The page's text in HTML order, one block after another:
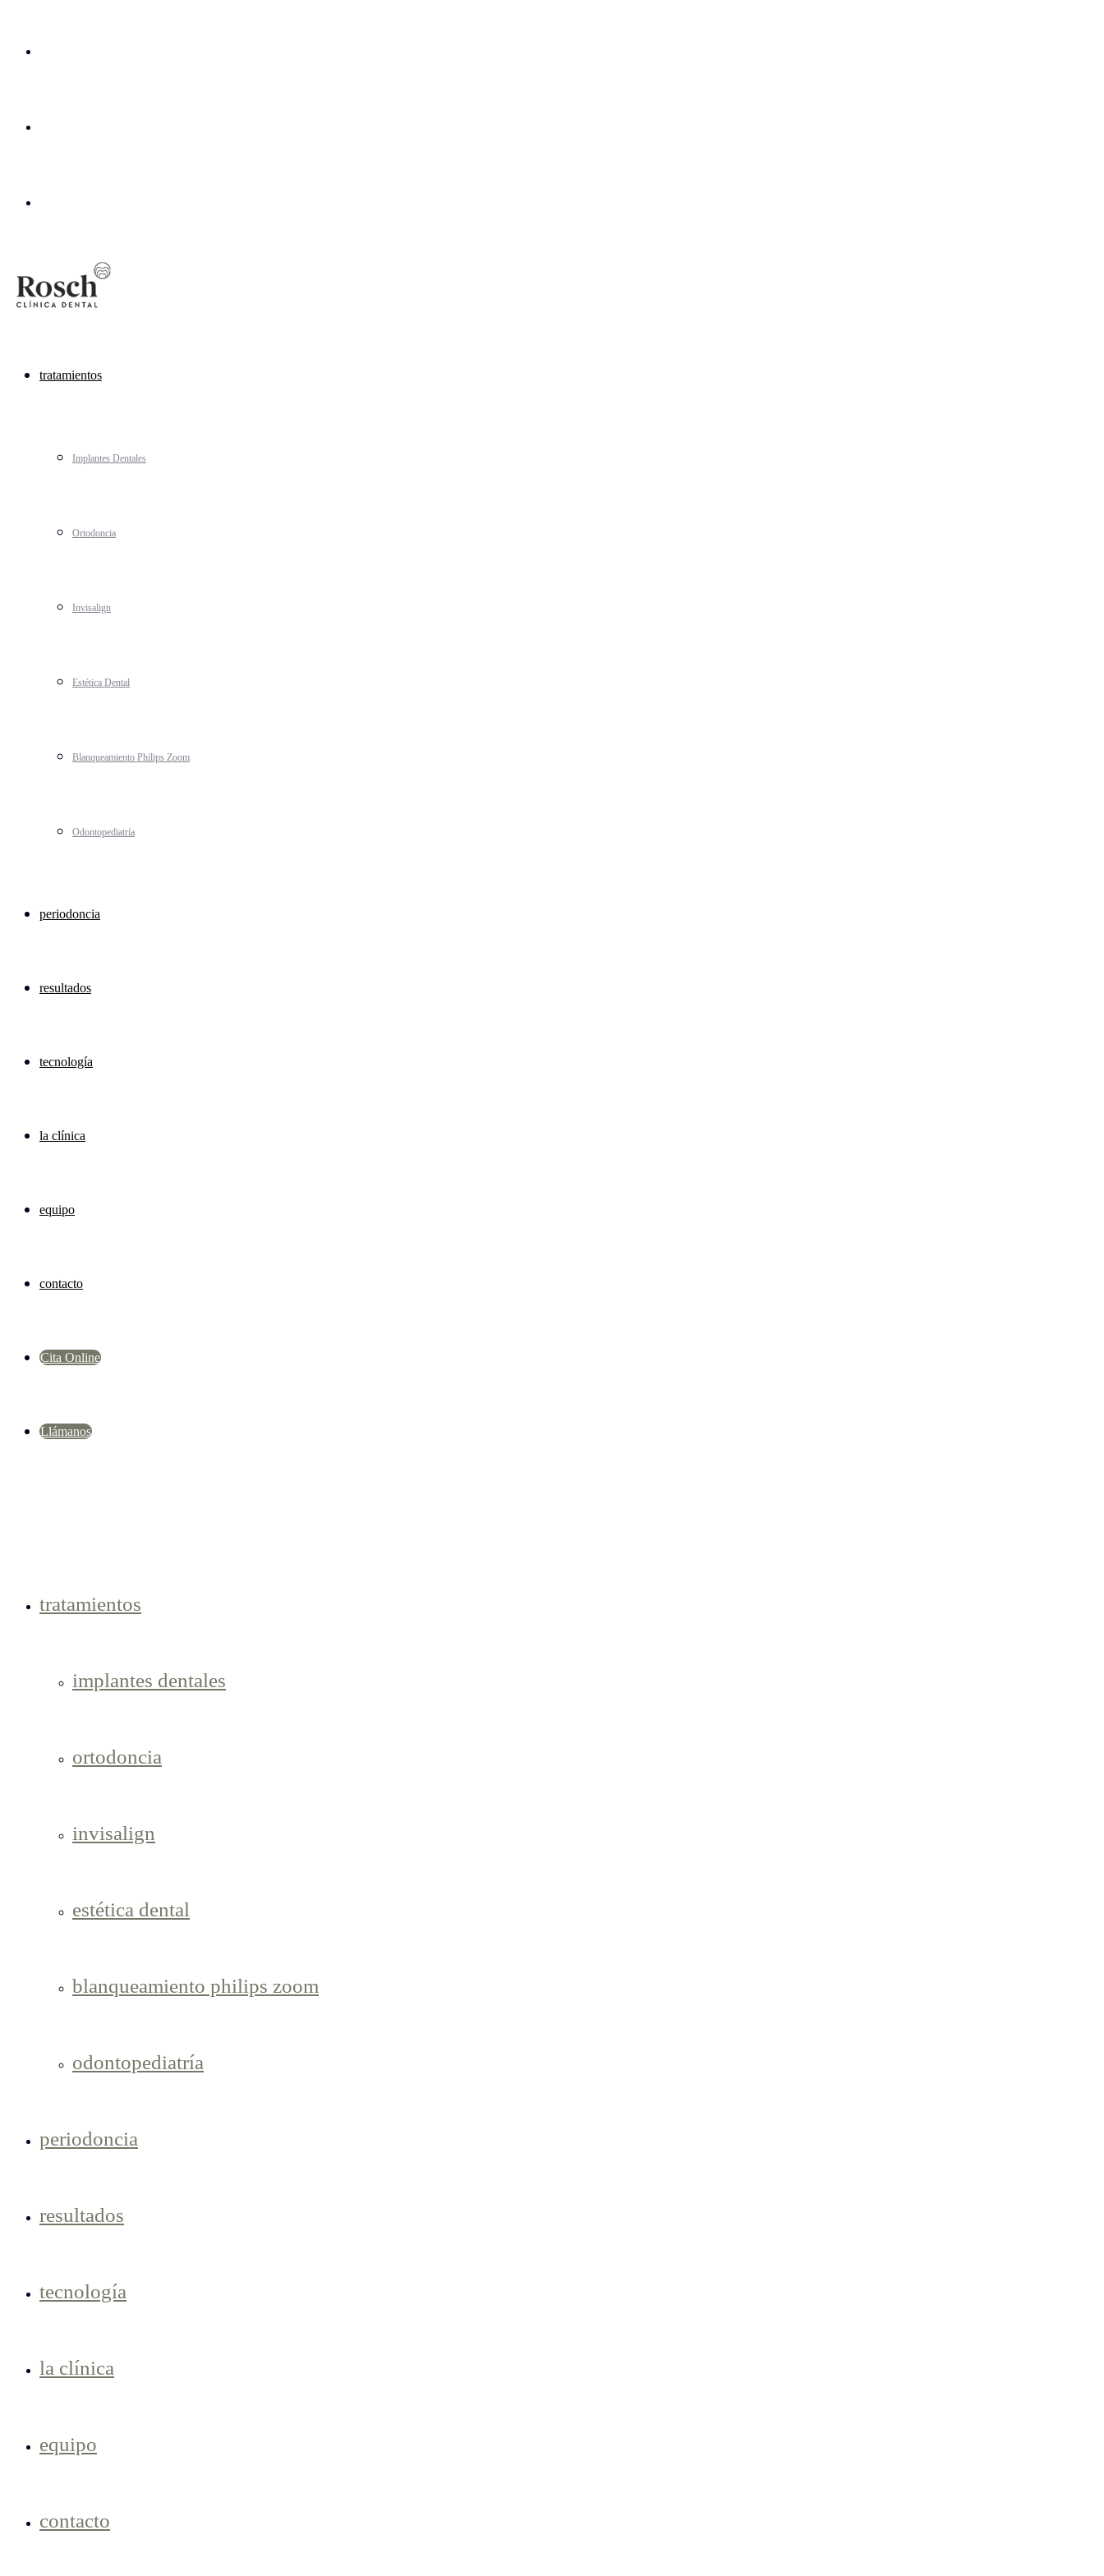
tratamientos
Implantes Dentales
Ortodoncia
Invisalign
Estética Dental
Blanqueamiento Philips Zoom
Odontopediatría
periodoncia
resultados
tecnología
la clínica
equipo
contacto
Cita Online
Llámanos
tratamientos
implantes dentales
ortodoncia
invisalign
estética dental
blanqueamiento philips zoom
odontopediatría
periodoncia
resultados
tecnología
la clínica
equipo
contacto